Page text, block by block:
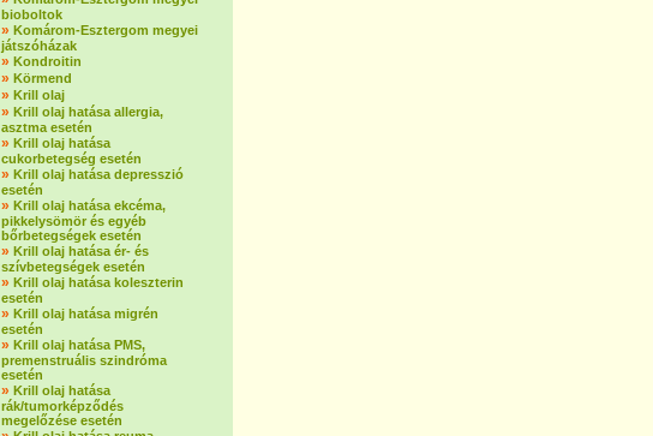
bioboltok
» Komárom-Esztergom megyei
játszóházak
» Kondroitin
» Körmend
» Krill olaj
» Krill olaj hatása allergia,
asztma esetén
» Krill olaj hatása
cukorbetegség esetén
» Krill olaj hatása depresszió
esetén
» Krill olaj hatása ekcéma,
pikkelysömör és egyéb
bőrbetegségek esetén
» Krill olaj hatása ér- és
szívbetegségek esetén
» Krill olaj hatása koleszterin
esetén
» Krill olaj hatása migrén
esetén
» Krill olaj hatása PMS,
premenstruális szindróma
esetén
» Krill olaj hatása
rák/tumorképződés
megelőzése esetén